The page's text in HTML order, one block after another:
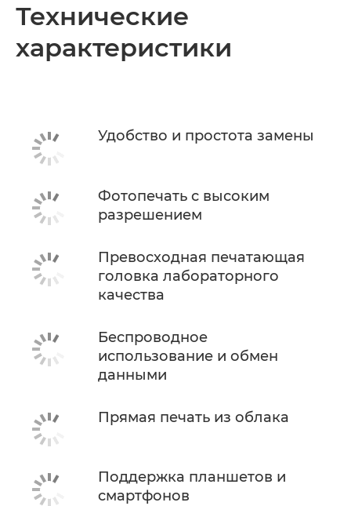
Технические характеристики
Технические
характеристики
Удобство и простота замены
Фотопечать с высоким
разрешением
Превосходная печатающая
головка лабораторного
качества
Беспроводное
использование и обмен
данными
Прямая печать из облака
Поддержка планшетов и
смартфонов